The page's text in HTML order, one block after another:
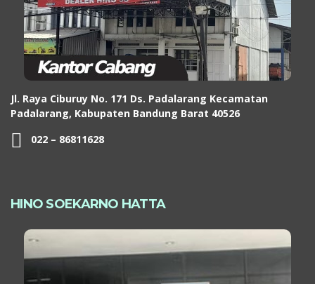
Jl. Raya Ciburuy No. 171 Ds. Padalarang Kecamatan
Padalarang, Kabupaten Bandung Barat 40526
022 – 86811628
HINO SOEKARNO HATTA